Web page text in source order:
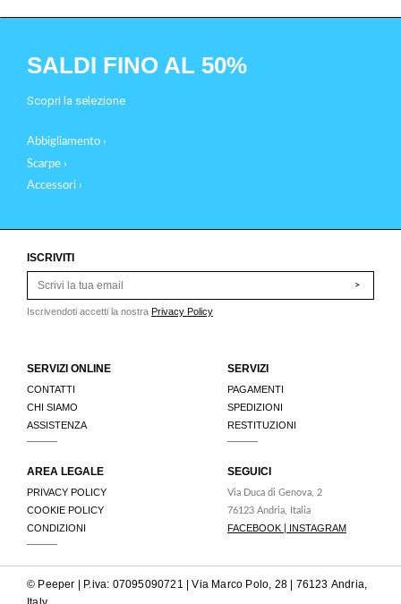
SALDI FINO AL 50%
Scopri la selezione
Abbigliamento ›
Scarpe ›
Accessori ›
ISCRIVITI
>
Iscrivendoti accetti la nostra Privacy Policy
SERVIZI ONLINE
CONTATTI
CHI SIAMO
ASSISTENZA
SERVIZI
PAGAMENTI
SPEDIZIONI
RESTITUZIONI
AREA LEGALE
PRIVACY POLICY
COOKIE POLICY
CONDIZIONI
SEGUICI
Via Duca di Genova, 2
76123 Andria, Italia
FACEBOOK INSTAGRAM
© Peeper | P.iva: 07095090721 | Via Marco Polo, 28 | 76123 Andria,